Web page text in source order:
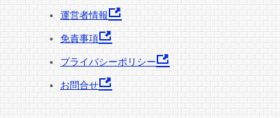
運営者情報
免責事項
プライバシーポリシー
お問合せ